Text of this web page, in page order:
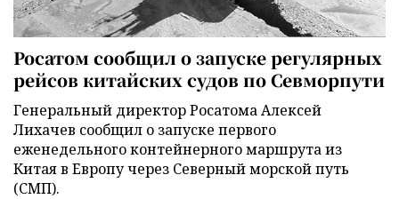
Росатом сообщил о запуске регулярных
рейсов китайских судов по Севморпути
Генеральный директор Росатома Алексей
Лихачев сообщил о запуске первого
еженедельного контейнерного маршрута из
Китая в Европу через Северный морской путь
(СМП).